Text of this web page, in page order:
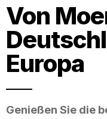
Von
Europa
Genießen Sie die